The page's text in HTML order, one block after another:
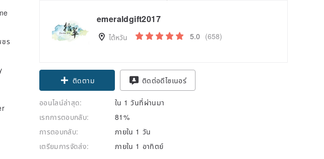
emeraldgift2017
ไต้หวัน 5.0 (658)
ติดตาม ติดต่อดีไซเนอร์
ออนไลน์ล่าสุด:
ใน 1 วันที่ผ่านมา
เรทการตอบกลับ:
81%
การตอบกลับ:
ภายใน 1 วัน
เตรียมการจัดส่ง:
ภายใน 1 อาทิตย์